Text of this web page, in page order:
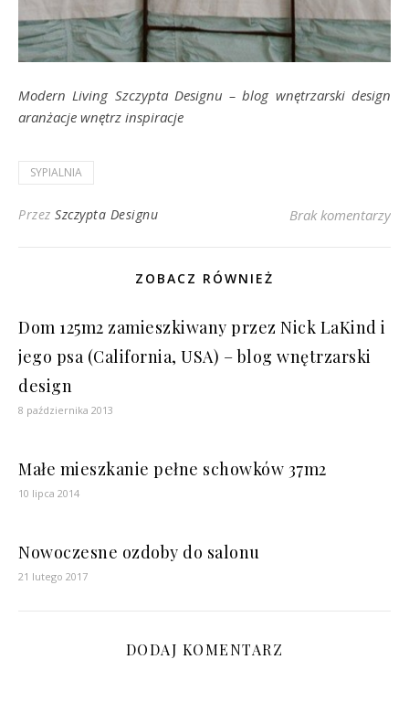
Modern Living Szczypta Designu – blog wnętrzarski design
aranżacje wnętrz inspiracje
SYPIALNIA
Przez Szczypta Designu Brak komentarzy
ZOBACZ RÓWNIEŻ
Dom 125m2 zamieszkiwany przez Nick LaKind i
jego psa (California, USA) – blog wnętrzarski
design
8 października 2013
Małe mieszkanie pełne schowków 37m2
10 lipca 2014
Nowoczesne ozdoby do salonu
21 lutego 2017
DODAJ KOMENTARZ